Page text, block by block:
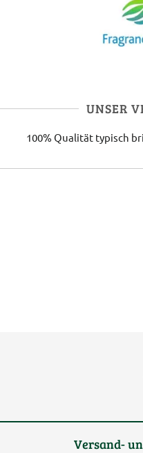
UNSER
100% Qualität typisch
Versand-